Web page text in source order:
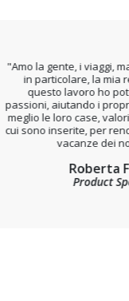
i viaggi, ma
la mia regione. E
lavoro ho potuto unire
i proprietari a
loro case, valorizzando il
per rendere
vacanze dei nostri ospiti"
Roberta Fratoni
Product Specialist